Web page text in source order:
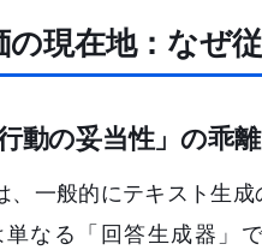
現在地：なぜ
動の妥当性」の乖離
、一般的にテキスト生
なる「回答生成器」